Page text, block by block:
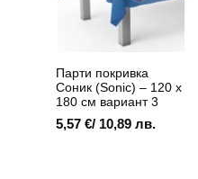
Парти покривка
Соник (Sonic) – 120 х
180 см вариант 3
5,57 €/ 10,89 лв.